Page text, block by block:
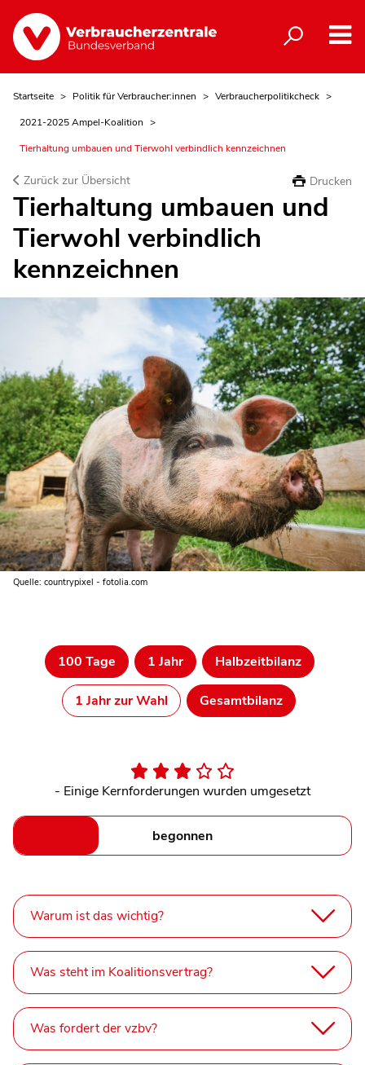
Startseite Politik für Verbraucher:innen
Verbraucherpolitikcheck
2021-2025 Ampel-Koalition
Tierhaltung umbauen und Tierwohl verbindlich kennzeichnen
Zurück zur Übersicht Drucken
Tierhaltung umbauen und
Tierwohl verbindlich
kennzeichnen
Quelle: countrypixel - fotolia.com
100 Tage 1 Jahr Halbzeitbilanz
1 Jahr zur Wahl Gesamtbilanz
- Einige Kernforderungen wurden umgesetzt
begonnen
Warum ist das wichtig?
Was steht im Koalitionsvertrag?
Was fordert der vzbv?